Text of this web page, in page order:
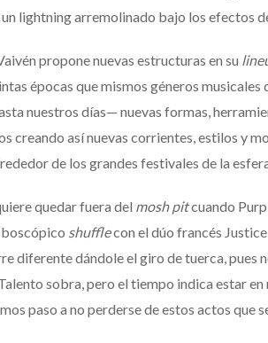
lightning arremolinado bajo los efectos
propone nuevas estructuras en su
épocas que mismos géneros
nuestros días— nuevas formas,
creando así nuevas corrientes, estilos y
de los grandes festivales de la
quedar fuera del mosh pitcuando
shufflecon el dúo francés
diferente dándole el giro de tuerca, pues
sobra, pero el tiempo indica estar en
paso a no perderse de estos actos que